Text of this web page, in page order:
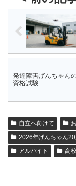
発達障害げんちゃん
資格試験
自立へ向けて
2026年げんちゃん
アルバイト
高